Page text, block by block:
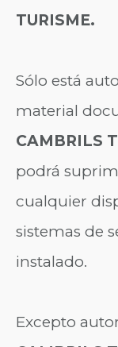
TURISME.
Sólo está
material
CAMBRILS
podrá
cualquier
sistemas de
instalado.
Excepto